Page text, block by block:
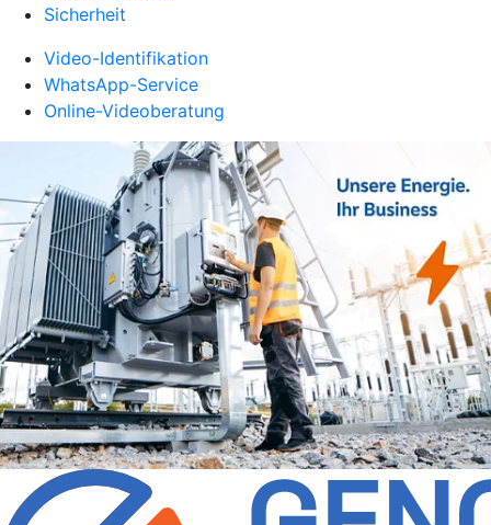
Sicherheit
Video-Identifikation
WhatsApp-Service
Online-Videoberatung